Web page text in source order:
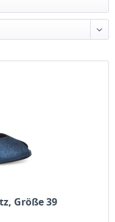
Größe 39